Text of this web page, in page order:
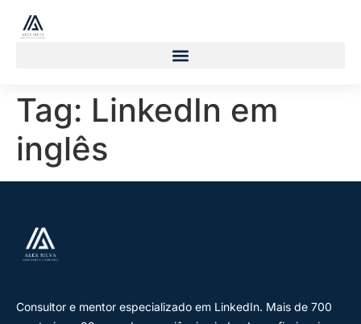
Tag: LinkedIn em
inglês
Consultor e mentor especializado em LinkedIn. Mais de 700